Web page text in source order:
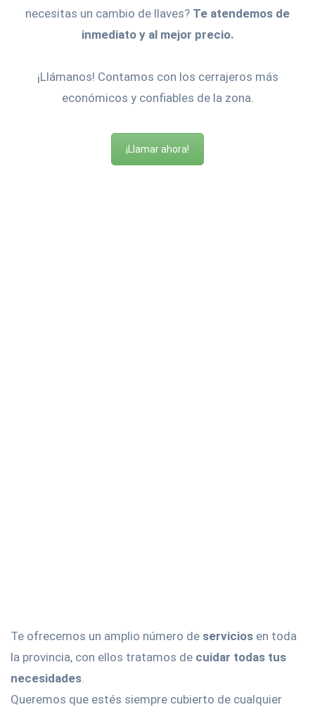
necesitas un cambio de llaves? Te atendemos de
inmediato y al mejor precio.
¡Llámanos! Contamos con los cerrajeros más
económicos y confiables de la zona.
¡Llamar ahora!
Te ofrecemos un amplio número de servicios en toda
la provincia, con ellos tratamos de cuidar todas tus
necesidades
Queremos que estés siempre cubierto de cualquier